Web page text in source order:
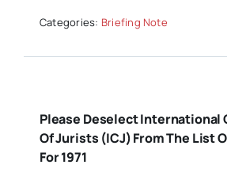
Categories: Briefing Note
Please Deselect International
Of Jurists (ICJ) From The List
For 1971